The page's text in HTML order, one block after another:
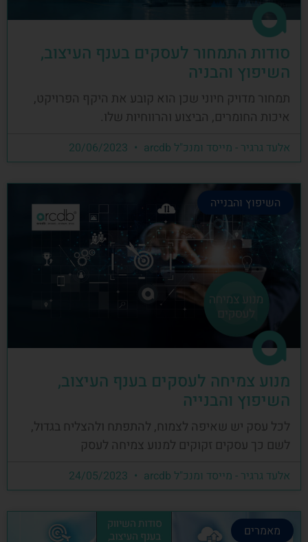
סודות התמחור לעסקים בענף העיצוב,
השיפוץ והבניה
תמחור מדויק חיוני שכן הוא קובע את היקף הפרויקט,
איכות החומרים, הביצוע והרווחיות שלו.
אלעד גרגיר - מייסד ומנכ"ל arcdb
השיפוץ והבנייה
מנוע צמיחה לעסקים בענף העיצוב,
השיפוץ והבנייה
לכל עסק יש שאיפה לצמוח, להתפתח ולהצליח בגדול,
לשם כך עסקים זקוקים למנוע צמיחה לעסק
אלעד גרגיר - מייסד ומנכ"ל arcdb
מאמרים